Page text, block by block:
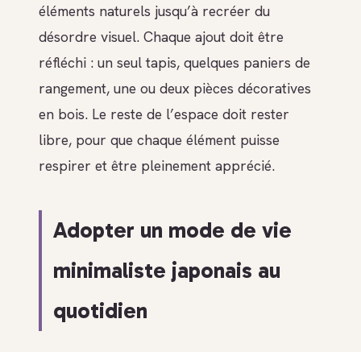
éléments naturels jusqu’à recréer du
désordre visuel. Chaque ajout doit être
réfléchi : un seul tapis, quelques paniers de
rangement, une ou deux pièces décoratives
en bois. Le reste de l’espace doit rester
libre, pour que chaque élément puisse
respirer et être pleinement apprécié.
Adopter un mode de vie
minimaliste japonais au
quotidien